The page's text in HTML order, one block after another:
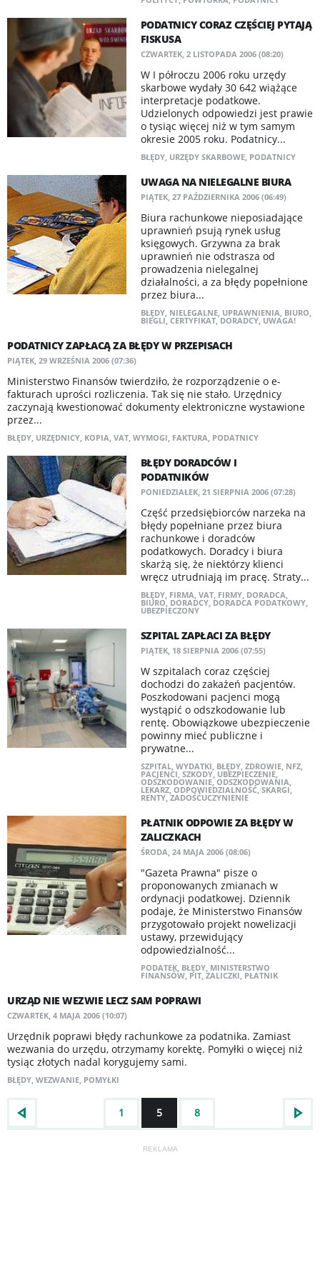
PODATNICY CORAZ CZĘŚCIEJ PYTAJĄ
FISKUSA
CZWARTEK, 2 LISTOPADA 2006 (08:20)
W I półroczu 2006 roku urzędy
skarbowe wydały 30 642 wiążące
interpretacje podatkowe.
Udzielonych odpowiedzi jest prawie
o tysiąc więcej niż w tym samym
okresie 2005 roku. Podatnicy...
BŁĘDY, URZĘDY SKARBOWE, PODATNICY
UWAGA NA NIELEGALNE BIURA
PIĄTEK, 27 PAŹDZIERNIKA 2006 (06:49)
Biura rachunkowe nieposiadające
uprawnień psują rynek usług
księgowych. Grzywna za brak
uprawnień nie odstrasza od
prowadzenia nielegalnej
działalności, a za błędy popełnione
przez biura...
BŁĘDY, NIELEGALNE, UPRAWNIENIA, BIURO,
BIEGLI, CERTYFIKAT,DORADCY, UWAGA!
PODATNICY ZAPŁACĄ ZA BŁĘDY W PRZEPISACH
PIĄTEK, 29 WRZEŚNIA 2006 (07:36)
Ministerstwo Finansów twierdziło, że rozporządzenie o e-
fakturach uprości rozliczenia. Tak się nie stało. Urzędnicy
zaczynają kwestionować dokumenty elektroniczne wystawione
przez...
BŁĘDY, URZĘDNICY, KOPIA, VAT, WYMOGI, FAKTURA, PODATNICY
BŁĘDY DORADCÓW I
PODATNIKÓW
PONIEDZIAŁEK, 21 SIERPNIA 2006 (07:28)
Część przedsiębiorców narzeka na
błędy popełniane przez biura
rachunkowe i doradców
podatkowych. Doradcy i biura
skarżą się, że niektórzy klienci
wręcz utrudniają im pracę. Straty...
BŁĘDY, FIRMA, VAT, FIRMY, DORADCA,
BIURO, DORADCY, DORADCA PODATKOWY,
UBEZPIECZONY
SZPITAL ZAPŁACI ZA BŁĘDY
PIĄTEK, 18 SIERPNIA 2006 (07:55)
W szpitalach coraz częściej
dochodzi do zakażeń pacjentów.
Poszkodowani pacjenci mogą
wystąpić o odszkodowanie lub
rentę. Obowiązkowe ubezpieczenie
powinny mieć publiczne i
prywatne...
SZPITAL, WYDATKI, BŁĘDY, ZDROWIE, NFZ,
PACJENCI, SZKODY, UBEZPIECZENIE,
ODSZKODOWANIE, ODSZKODOWANIA,
LEKARZ, ODPOWIEDZIALNOŚĆ, SKARGI,
RENTY,ZADOŚĆUCZYNIENIE
PŁATNIK ODPOWIE ZA BŁĘDY W
ZALICZKACH
ŚRODA, 24 MAJA 2006 (08:06)
"Gazeta Prawna" pisze o
proponowanych zmianach w
ordynacji podatkowej. Dziennik
podaje, że Ministerstwo Finansów
przygotowało projekt nowelizacji
ustawy, przewidujący
odpowiedzialność...
PODATEK, BŁĘDY, MINISTERSTWO
FINANSÓW, PIT, ZALICZKI, PŁATNIK
URZĄD NIE WEZWIE LECZ SAM POPRAWI
CZWARTEK, 4 MAJA 2006 (10:07)
Urzędnik poprawi błędy rachunkowe za podatnika. Zamiast
wezwania do urzędu, otrzymamy korektę. Pomyłki o więcej niż
tysiąc złotych nadal korygujemy sami.
BŁĘDY, WEZWANIE, POMYŁKI
1 5 8
REKLAMA